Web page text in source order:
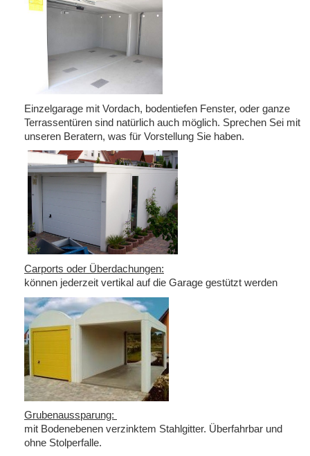
Einzelgarage mit Vordach, bodentiefen Fenster, oder ganze
Terrassentüren sind natürlich auch möglich. Sprechen Sei mit
unseren Beratern, was für Vorstellung Sie haben.
Carports oder Überdachungen:
können jederzeit vertikal auf die Garage gestützt werden
Grubenaussparung:
mit Bodenebenen verzinktem Stahlgitter. Überfahrbar und
ohne Stolperfalle.